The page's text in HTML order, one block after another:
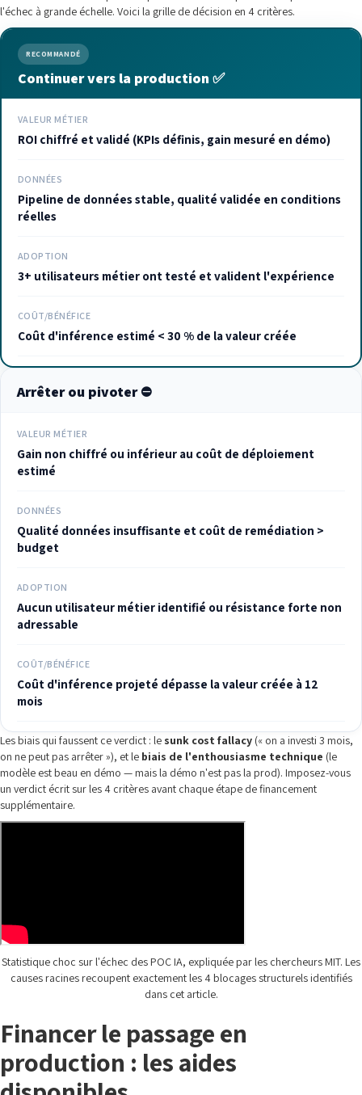
l'échec à grande échelle. Voici la grille de décision en 4 critères.
RECOMMANDÉ
Continuer vers la production ✅
VALEUR MÉTIER
ROI chiffré et validé (KPIs définis, gain mesuré en démo)
DONNÉES
Pipeline de données stable, qualité validée en conditions
réelles
ADOPTION
3+ utilisateurs métier ont testé et valident l'expérience
COÛT/BÉNÉFICE
Coût d'inférence estimé < 30 % de la valeur créée
Arrêter ou pivoter ⛔
VALEUR MÉTIER
Gain non chiffré ou inférieur au coût de déploiement
estimé
DONNÉES
Qualité données insuffisante et coût de remédiation >
budget
ADOPTION
Aucun utilisateur métier identifié ou résistance forte non
adressable
COÛT/BÉNÉFICE
Coût d'inférence projeté dépasse la valeur créée à 12
mois
Les biais qui faussent ce verdict : le sunk cost fallacy (« on a investi 3 mois,
on ne peut pas arrêter »), et le biais de l'enthousiasme technique (le
modèle est beau en démo — mais la démo n'est pas la prod). Imposez-vous
un verdict écrit sur les 4 critères avant chaque étape de financement
supplémentaire.
Statistique choc sur l'échec des POC IA, expliquée par les chercheurs MIT. Les
causes racines recoupent exactement les 4 blocages structurels identifiés
dans cet article.
Financer le passage en
production : les aides